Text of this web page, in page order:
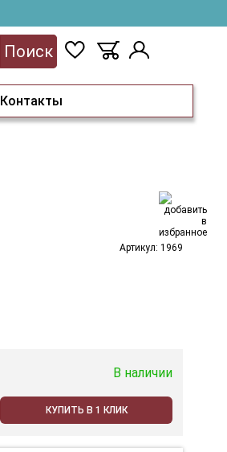
Контакты
Поиск
Артикул: 1969
В наличии
КУПИТЬ В 1 КЛИК